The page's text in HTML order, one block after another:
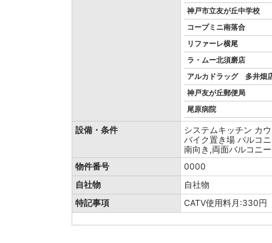
神戸市立友が丘中学校
コープミニ南落合
リファーレ横尾
ラ・ムー北須磨店
アルカドラッグ 多井畑
神戸友が丘郵便局
尾原病院
設備・条件 システムキッチン カ
バイク置き場 バルコ
南向き,両面バルコニ
物件番号
0000
自社物
自社物
特記事項
CATV使用料月:330円